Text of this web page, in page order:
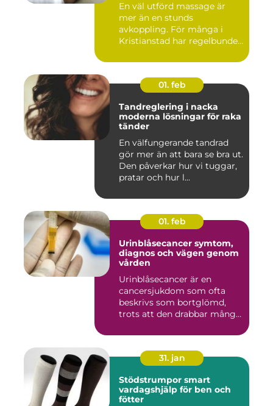
En väl utförd massage är
mer än en stunds
avkoppling. För många i
Kristianstad har regelbunden
01. feb
Tandreglering i nacka
moderna lösningar för raka
tänder
En välfungerande tandrad
gör mer än att bara se bra ut.
Den påverkar hur vi tuggar,
pratar och hur l...
01. feb
Urinblåsecancer symtom,
diagnos och vägen genom
vården
Urinblåsecancer är en
cancersjukdom som ofta
beskrivs som bortglömd,
trots att den drabbar många
31. jan
Stödstrumpor smart
vardagshjälp för ben och
fötter